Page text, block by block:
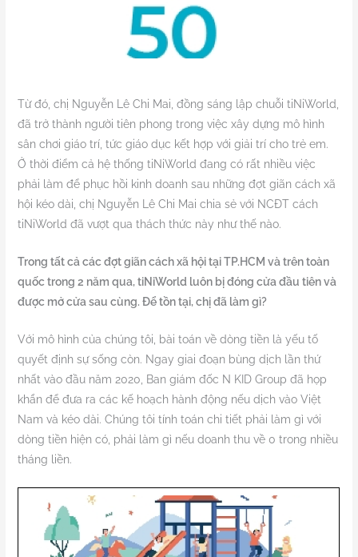
Từ đó, chị Nguyễn Lê Chi Mai, đồng sáng lập chuỗi tiNiWorld,
đã trở thành người tiên phong trong việc xây dựng mô hình
sân chơi giáo trí, tức giáo dục kết hợp với giải trí cho trẻ em.
Ở thời điểm cả hệ thống tiNiWorld đang có rất nhiều việc
phải làm để phục hồi kinh doanh sau những đợt giãn cách xã
hội kéo dài, chị Nguyễn Lê Chi Mai chia sẻ với NCĐT cách
tiNiWorld đã vượt qua thách thức này như thế nào.
Trong tất cả các đợt giãn cách xã hội tại TP.HCM và trên toàn
quốc trong 2 năm qua, tiNiWorld luôn bị đóng cửa đầu tiên và
được mở cửa sau cùng. Để tồn tại, chị đã làm gì?
Với mô hình của chúng tôi, bài toán về dòng tiền là yếu tố
quyết định sự sống còn. Ngay giai đoạn bùng dịch lần thứ
nhất vào đầu năm 2020, Ban giám đốc N KID Group đã họp
khẩn để đưa ra các kế hoạch hành động nếu dịch vào Việt
Nam và kéo dài. Chúng tôi tính toán chi tiết phải làm gì với
dòng tiền hiện có, phải làm gì nếu doanh thu về 0 trong nhiều
tháng liền.